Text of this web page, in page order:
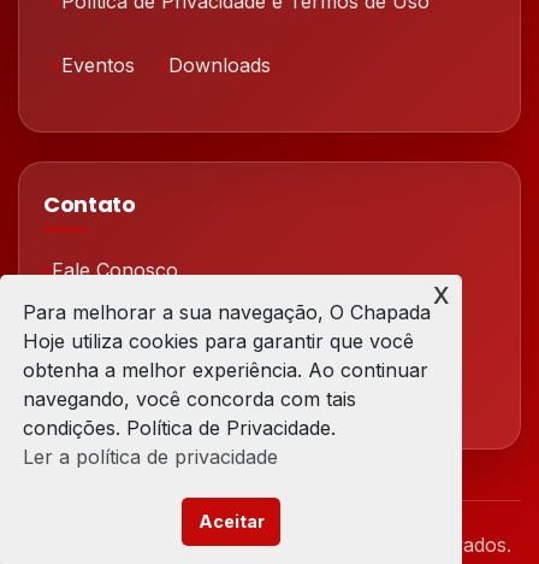
Eventos Downloads
Contato
Fale Conosco
Redes Sociais
© 2026 Chapada Hoje. Todos os direitos reservados.
Para melhorar a sua navegação, O Chapada
Hoje utiliza cookies para garantir que você
obtenha a melhor experiência. Ao continuar
navegando, você concorda com tais
condições. Política de Privacidade.
Ler a política de privacidade
Aceitar
x